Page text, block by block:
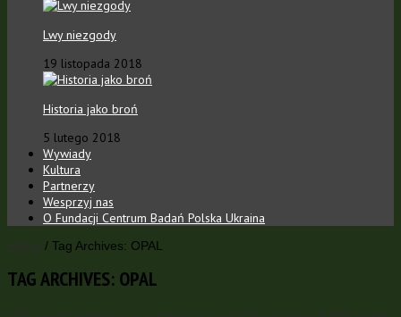
Lwy niezgody
19 listopada 2018
Historia jako broń
5 lutego 2018
Wywiady
Kultura
Partnerzy
Wesprzyj nas
O Fundacji Centrum Badań Polska Ukraina
/ Tag Archives: OPAL
TAG ARCHIVES: OPAL